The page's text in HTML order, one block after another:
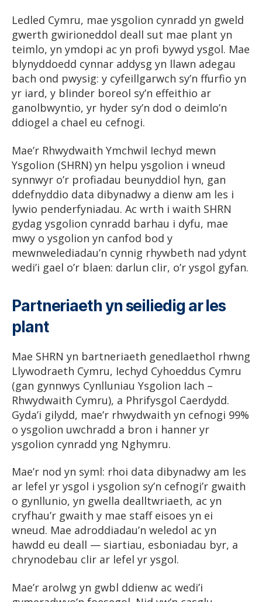
Ledled Cymru, mae ysgolion cynradd yn gweld
gwerth gwirioneddol deall sut mae plant yn
teimlo, yn ymdopi ac yn profi bywyd ysgol. Mae
blynyddoedd cynnar addysg yn llawn adegau
bach ond pwysig: y cyfeillgarwch sy’n ffurfio yn
yr iard, y blinder boreol sy’n effeithio ar
ganolbwyntio, yr hyder sy’n dod o deimlo’n
ddiogel a chael eu cefnogi.
Mae’r Rhwydwaith Ymchwil Iechyd mewn
Ysgolion (SHRN) yn helpu ysgolion i wneud
synnwyr o’r profiadau beunyddiol hyn, gan
ddefnyddio data dibynadwy a dienw am les i
lywio penderfyniadau. Ac wrth i waith SHRN
gydag ysgolion cynradd barhau i dyfu, mae
mwy o ysgolion yn canfod bod y
mewnwelediadau’n cynnig rhywbeth nad ydynt
wedi’i gael o’r blaen: darlun clir, o’r ysgol gyfan.
Partneriaeth yn seiliedig ar les
plant
Mae SHRN yn bartneriaeth genedlaethol rhwng
Llywodraeth Cymru, Iechyd Cyhoeddus Cymru
(gan gynnwys Cynlluniau Ysgolion Iach –
Rhwydwaith Cymru), a Phrifysgol Caerdydd.
Gyda’i gilydd, mae’r rhwydwaith yn cefnogi 99%
o ysgolion uwchradd a bron i hanner yr
ysgolion cynradd yng Nghymru.
Mae’r nod yn syml: rhoi data dibynadwy am les
ar lefel yr ysgol i ysgolion sy’n cefnogi’r gwaith
o gynllunio, yn gwella dealltwriaeth, ac yn
cryfhau’r gwaith y mae staff eisoes yn ei
wneud. Mae adroddiadau’n weledol ac yn
hawdd eu deall — siartiau, esboniadau byr, a
chrynodebau clir ar lefel yr ysgol.
Mae’r arolwg yn gwbl ddienw ac wedi’i